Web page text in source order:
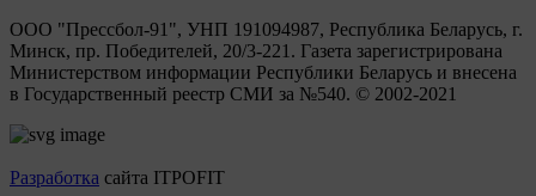
ООО "Прессбол-91", УНП 191094987, Республика Беларусь, г.
Минск, пр. Победителей, 20/3-221. Газета зарегистрирована
Министерством информации Республики Беларусь и внесена
в Государственный реестр СМИ за №540. © 2002-2021
Разработка сайта ITPOFIT